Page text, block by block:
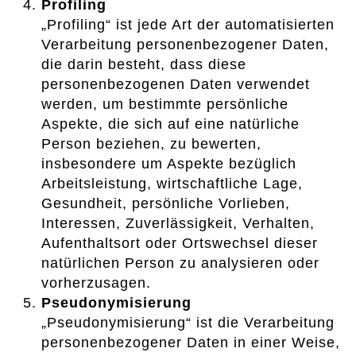
Profiling
„Profiling“ ist jede Art der automatisierten
Verarbeitung personenbezogener Daten,
die darin besteht, dass diese
personenbezogenen Daten verwendet
werden, um bestimmte persönliche
Aspekte, die sich auf eine natürliche
Person beziehen, zu bewerten,
insbesondere um Aspekte bezüglich
Arbeitsleistung, wirtschaftliche Lage,
Gesundheit, persönliche Vorlieben,
Interessen, Zuverlässigkeit, Verhalten,
Aufenthaltsort oder Ortswechsel dieser
natürlichen Person zu analysieren oder
vorherzusagen.
Pseudonymisierung
„Pseudonymisierung“ ist die Verarbeitung
personenbezogener Daten in einer Weise,